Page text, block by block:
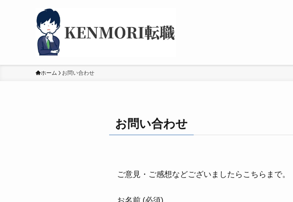
ホーム お問い合わせ
お問い合わせ
ご意見・ご感想などございましたらこちらまで。
お名前 (必須)